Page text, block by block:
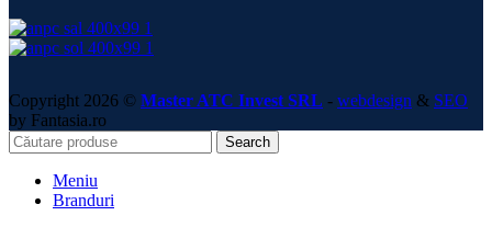
Copyright 2026 © Master ATC Invest SRL - webdesign & SEO
by Fantasia.ro
Search
Meniu
Branduri